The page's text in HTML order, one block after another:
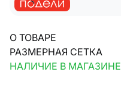
О ТОВАРЕ
РАЗМЕРНАЯ СЕТКА
НАЛИЧИЕ В МАГАЗИНЕ